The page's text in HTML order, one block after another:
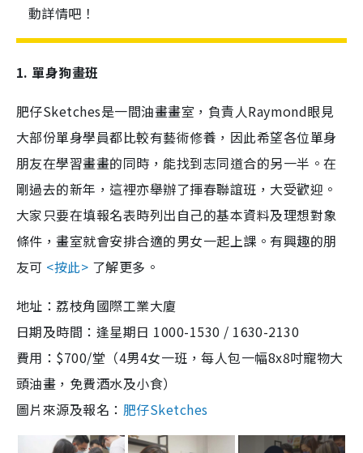
動詳情吧！
1. 單身狗畫班
肥仔Sketches是一間油畫畫室，負責人Raymond眼見
大部份單身學員都比較有藝術修養，因此希望各位單身
朋友在學習畫畫的同時，能找到志同道合的另一半。在
剛過去的新年，這裡亦舉辦了揮春聯誼班，大受歡迎。
大家只要在填報名表時列出自己的基本資料及理想對象
條件，畫室就會安排合適的男女一起上課。有興趣的朋
友可 <按此> 了解更多。
地址：荔枝角國際工業大廈
日期及時間：逢星期日 1000-1530 / 1630-2130
費用：$700/堂（4男4女一班，每人包一幅8x8吋寵物大
頭油畫，免費酒水及小食）
圖片來源及報名： 肥仔Sketches